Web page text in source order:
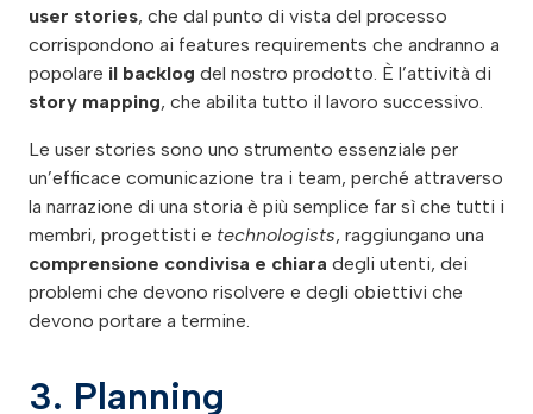
user stories, che dal punto di vista del processo
corrispondono ai features requirements che andranno a
popolare il backlog del nostro prodotto. È l’attività di
story mapping, che abilita tutto il lavoro successivo.
Le user stories sono uno strumento essenziale per
un’efficace comunicazione tra i team, perché attraverso
la narrazione di una storia è più semplice far sì che tutti i
membri, progettisti e technologists, raggiungano una
comprensione condivisa e chiara degli utenti, dei
problemi che devono risolvere e degli obiettivi che
devono portare a termine.
3. Planning